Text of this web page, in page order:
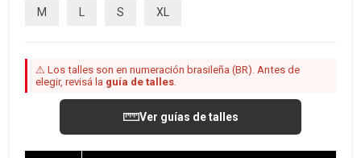
M L S XL
⚠ Los talles son en numeración brasileña (BR). Antes de
elegir, revisá la guía de talles
Ver guías de talles